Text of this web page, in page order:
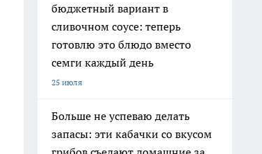
бюджетный вариант в
сливочном соусе: теперь
готовлю это блюдо вместо
семги каждый день
25 июля
Больше не успеваю делать
запасы: эти кабачки со вкусом